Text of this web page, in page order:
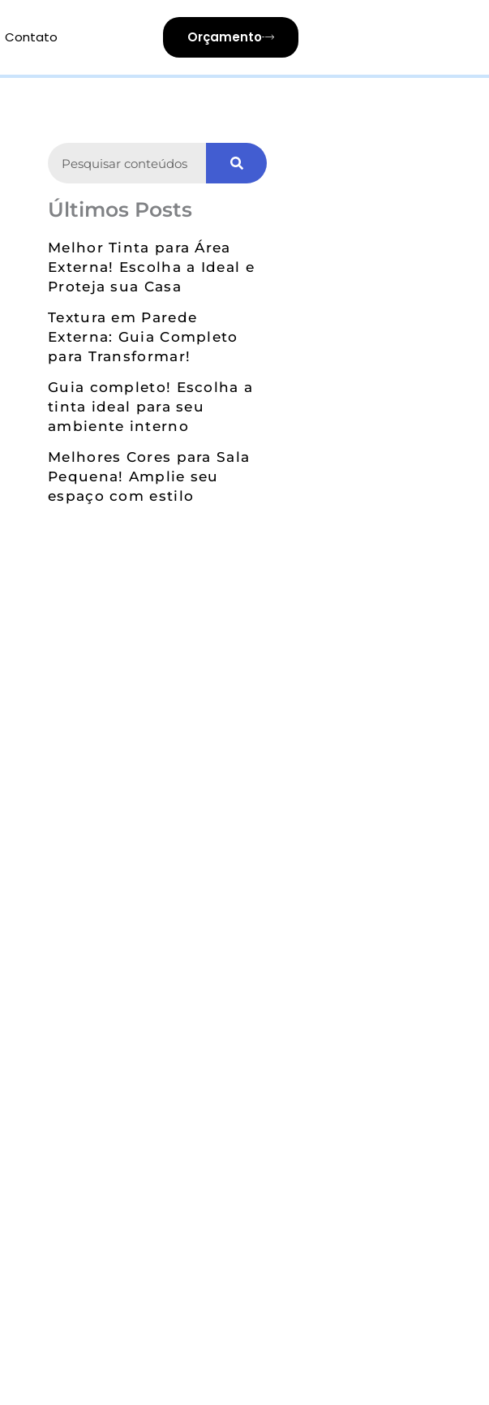
Contato Orçamento
Últimos Posts
Melhor Tinta para Área
Externa! Escolha a Ideal e
Proteja sua Casa
Textura em Parede
Externa: Guia Completo
para Transformar!
Guia completo! Escolha a
tinta ideal para seu
ambiente interno
Melhores Cores para Sala
Pequena! Amplie seu
espaço com estilo